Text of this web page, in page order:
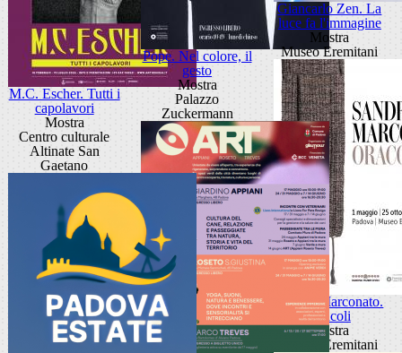
M.C. Escher. Tutti i
capolavori
Mostra
Centro culturale
Altinate San
Gaetano
Pope. Nel colore, il
gesto
Mostra
Palazzo
Zuckermann
Giancarlo Zen. La
luce fa l'immagine
Mostra
Museo Eremitani
Sandra Marconato.
Oracoli
Mostra
Museo Eremitani